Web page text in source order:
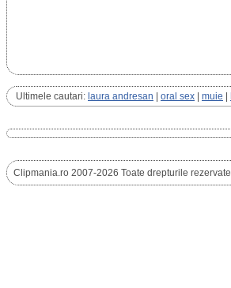
Ultimele cautari: laura andresan oral sex muie
Clipmania.ro 2007-2026 Toate drepturile rezervate